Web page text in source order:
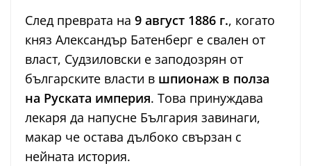
След преврата на 9 август 1886 г., когато
княз Александър Батенберг е свален от
власт, Судзиловски е заподозрян от
българските власти в шпионаж в полза
на Руската империя. Това принуждава
лекаря да напусне България завинаги,
макар че остава дълбоко свързан с
нейната история.